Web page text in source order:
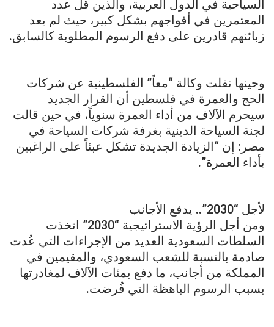
السياحية في الدول العربية، والذين قل عدد
المعتمرين في أفواجهم بشكل كبير، حيث لم يعد
زبائنهم قادرين على دفع الرسوم المطلوبة كالسابق.
وحينها نقلت وكالة “معاً” الفلسطينية عن شركات
الحج والعمرة في فلسطين أن القرار الجديد
سيحرم الآلاف من أداء العمرة سنوياً، في حين قالت
لجنة السياحة الدينية بغرفة شركات السياحة في
مصر: إن “الزيادة الجديدة تشكل عبئاً على الراغبين
بأداء العمرة”.
لأجل “2030”.. يدفع الأجانب
ومن أجل الرؤية الاستراتيجية “2030” اتخذت
السلطات السعودية العديد من الإجراءات التي عُدت
صادمة بالنسبة للشعب السعودي، والمقيمين في
المملكة من أجانب، ما دفع بمئات الآلاف لمغادرتها
بسبب الرسوم الباهظة التي فُرضت.